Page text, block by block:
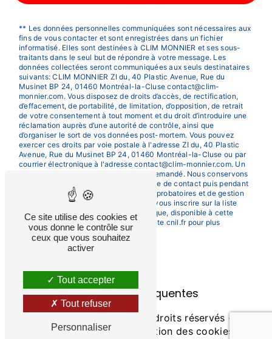
** Les données personnelles communiquées sont nécessaires aux
fins de vous contacter et sont enregistrées dans un fichier
informatisé. Elles sont destinées à CLIM MONNIER et ses sous-
traitants dans le seul but de répondre à votre message. Les
données collectées seront communiquées aux seuls destinataires
suivants: CLIM MONNIER ZI du, 40 Plastic Avenue, Rue du
Musinet BP 24, 01460 Montréal-la-Cluse contact@clim-
monnier.com. Vous disposez de droits d’accès, de rectification,
d’effacement, de portabilité, de limitation, d’opposition, de retrait
de votre consentement à tout moment et du droit d’introduire une
réclamation auprès d’une autorité de contrôle, ainsi que
d’organiser le sort de vos données post-mortem. Vous pouvez
exercer ces droits par voie postale à l'adresse ZI du, 40 Plastic
Avenue, Rue du Musinet BP 24, 01460 Montréal-la-Cluse ou par
courrier électronique à l'adresse contact@clim-monnier.com. Un
justificatif d'identité pourra vous être demandé. Nous conservons
vos données pendant la période de prise de contact puis pendant
la durée de prescription légale aux fins probatoires et de gestion
des contentieux. Vous avez le droit de vous inscrire sur la liste
d'opposition au démarchage téléphonique, disponible à cette
adresse:Bloctel.gouv.fr. Consultez le site cnil.fr pour plus
d’informations sur vos droits.
Recherches fréquentes
- 2026 - Tous droits réservés -
Mentions légales
Gestion des cookies
Ce site utilise des cookies et
vous donne le contrôle sur
ceux que vous souhaitez
activer
Tout accepter
Tout refuser
Personnaliser